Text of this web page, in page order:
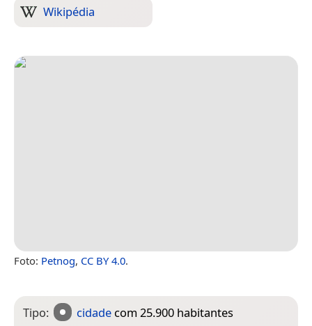
Wikipédia
Foto: Petnog, CC BY 4.0.
Tipo: cidade com 25.900 habitantes